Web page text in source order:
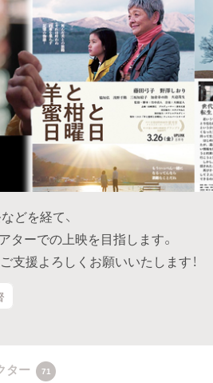
どを経て、
ーでの上映を目指します。
支援よろしくお願いいたします！
ター 71